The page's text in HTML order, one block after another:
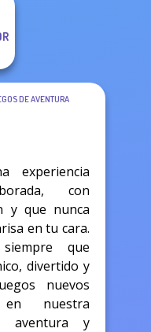
DE AVENTURA
experiencia
con
y que nunca
en tu cara.
siempre que
divertido y
nuevos
nuestra
aventura y